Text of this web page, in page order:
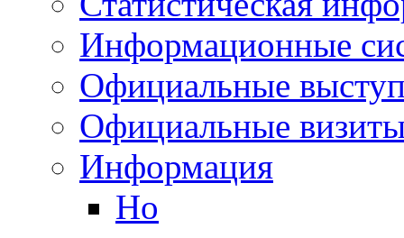
Информационные
Официальные
Официальные
Информация
Но